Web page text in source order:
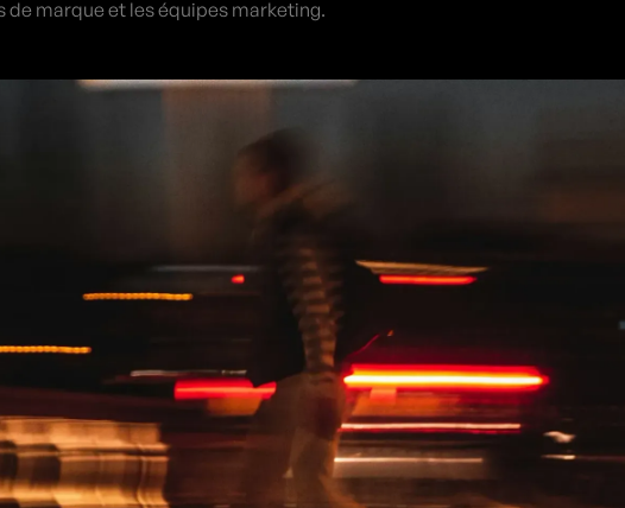
de marque et les équipes marketing.